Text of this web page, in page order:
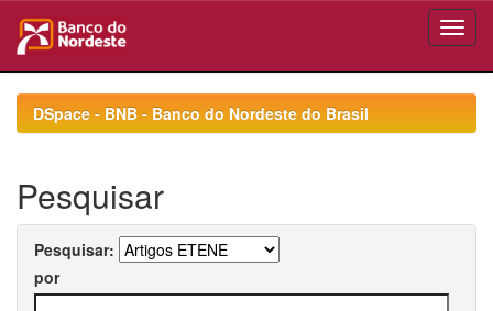
navigationDSpace - BNB - Banco do Nordeste do Brasil
Pesquisar
Pesquisar:
por